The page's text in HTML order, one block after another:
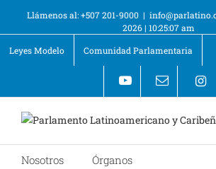
Llámenos al: +507 201-9000 |
2026| 10:25:07 am
Leyes Modelo
Comunidad Parlamentaria
Nosotros
Órganos